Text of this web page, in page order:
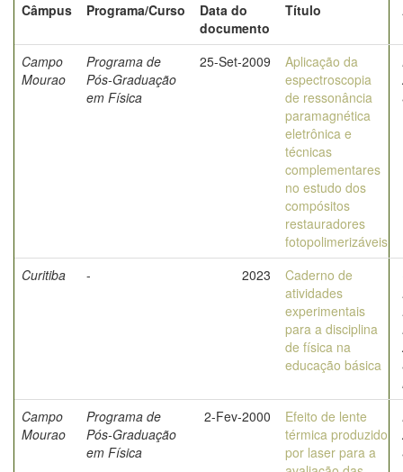
Câmpus
Programa/Curso
Data do
documento
Título
Campo
Mourao
Programa de
Pós-Graduação
em Física
25-Set-2009
Aplicação da
espectroscopia
de ressonância
paramagnética
eletrônica e
técnicas
complementares
no estudo dos
compósitos
restauradores
fotopolimerizáveis
Curitiba - 2023
Caderno de
atividades
experimentais
para a disciplina
de física na
educação básica
Campo
Mourao
Programa de
Pós-Graduação
em Física
2-Fev-2000
Efeito de lente
térmica produzido
por laser para a